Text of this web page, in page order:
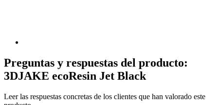
Preguntas y respuestas del producto:
3DJAKE ecoResin Jet Black
Leer las respuestas concretas de los clientes que han valorado este